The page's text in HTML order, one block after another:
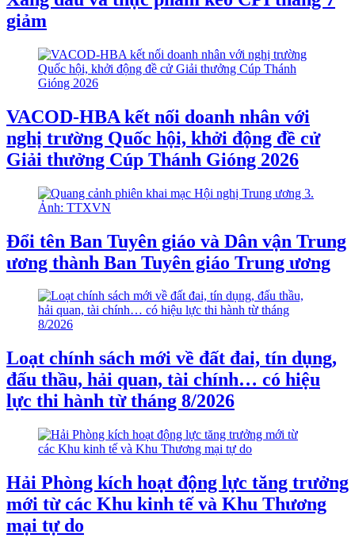
giảm
VACOD-HBA kết nối doanh nhân với
nghị trường Quốc hội, khởi động đề cử
Giải thưởng Cúp Thánh Gióng 2026
Đổi tên Ban Tuyên giáo và Dân vận Trung
ương thành Ban Tuyên giáo Trung ương
Loạt chính sách mới về đất đai, tín dụng,
đấu thầu, hải quan, tài chính… có hiệu
lực thi hành từ tháng 8/2026
Hải Phòng kích hoạt động lực tăng trưởng
mới từ các Khu kinh tế và Khu Thương
mại tự do